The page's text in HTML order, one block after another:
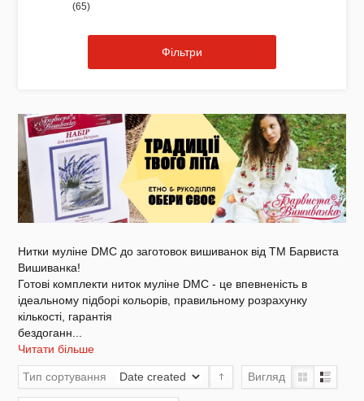
КРАЇНА / Вишиванки
Акція
Готовий одяг / Вишиванки
Нитки муліне DMC до заготовок вишиванок від ТМ Барвиста
Вишиванка!
Готові комплекти ниток муліне DMC - це впевненість в
ідеальному підборі кольорів, правильному розрахунку
кількості, гарантія
бездоганн...
Читати більше
(65)
Фільтри
Тип сортування Вигляд